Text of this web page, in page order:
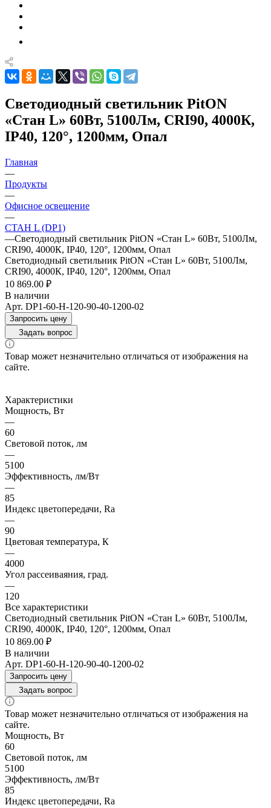
Светодиодный светильник PitON
«Стан L» 60Вт, 5100Лм, CRI90, 4000К,
IP40, 120°, 1200мм, Опал
Главная
—
Продукты
—
Офисное освещение
—
СТАН L (DP1)
—Светодиодный светильник PitON «Стан L» 60Вт, 5100Лм,
CRI90, 4000К, IP40, 120°, 1200мм, Опал
Светодиодный светильник PitON «Стан L» 60Вт, 5100Лм,
CRI90, 4000К, IP40, 120°, 1200мм, Опал
10 869.00 ₽
В наличии
Арт. DP1-60-H-120-90-40-1200-02
Запросить цену
Задать вопрос
Товар может незначительно отличаться от изображения на
сайте.
Характеристики
Мощность, Вт
—
60
Световой поток, лм
—
5100
Эффективность, лм/Вт
—
85
Индекс цветопередачи, Ra
—
90
Цветовая температура, К
—
4000
Угол рассеиваяния, град.
—
120
Все характеристики
Светодиодный светильник PitON «Стан L» 60Вт, 5100Лм,
CRI90, 4000К, IP40, 120°, 1200мм, Опал
10 869.00 ₽
В наличии
Арт. DP1-60-H-120-90-40-1200-02
Запросить цену
Задать вопрос
Товар может незначительно отличаться от изображения на
сайте.
Мощность, Вт
60
Световой поток, лм
5100
Эффективность, лм/Вт
85
Индекс цветопередачи, Ra